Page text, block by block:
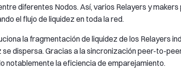
diferentes Nodos. Así, varios Relayers y
el flujo de liquidez en toda la red.
la fragmentación de liquidez de los Relayers
se dispersa. Gracias a la sincronización peer-to-
notablemente la eficiencia de emparejamiento.